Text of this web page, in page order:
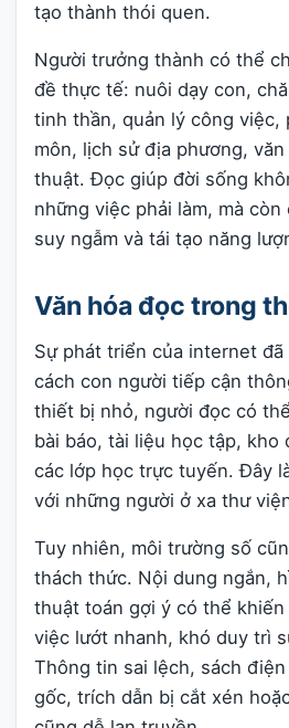
tạo thành thói quen.
Người trưởng thành có thể
đề thực tế: nuôi dạy con,
tinh thần, quản lý công việc,
môn, lịch sử địa phương,
thuật. Đọc giúp đời sống
những việc phải làm, mà
suy ngẫm và tái tạo năng
Văn hóa đọc trong
Sự phát triển của internet đã
cách con người tiếp cận
thiết bị nhỏ, người đọc có
bài báo, tài liệu học tập, kho
các lớp học trực tuyến. Đây
với những người ở xa thư
Tuy nhiên, môi trường số
thách thức. Nội dung ngắn,
thuật toán gợi ý có thể
việc lướt nhanh, khó duy trì
Thông tin sai lệch, sách
gốc, trích dẫn bị cắt xén